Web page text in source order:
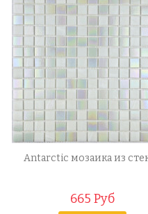
Antarctic мозаика из
665 Руб